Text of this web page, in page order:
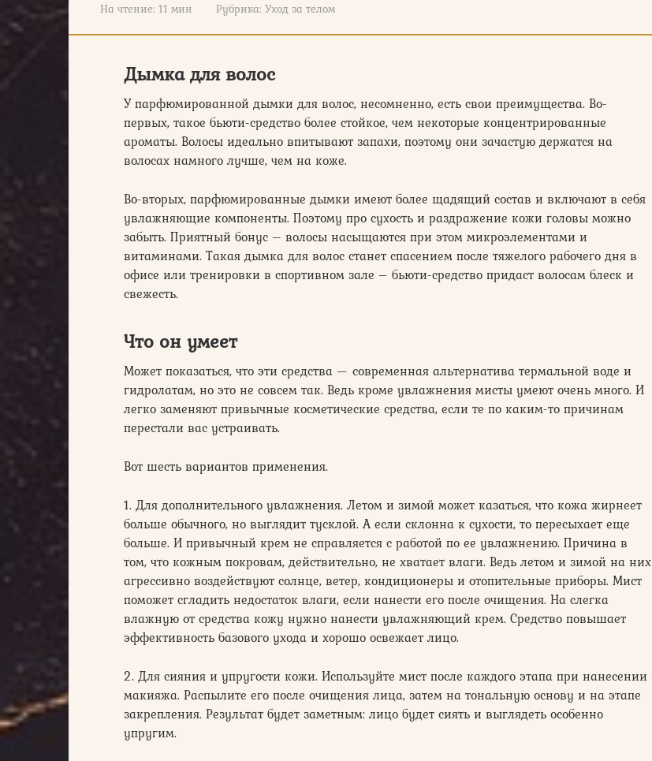
На чтение: 11 мин Рубрика: Уход за телом
Дымка для волос
У парфюмированной дымки для волос, несомненно, есть свои преимущества. Во-
первых, такое бьюти-средство более стойкое, чем некоторые концентрированные
ароматы. Волосы идеально впитывают запахи, поэтому они зачастую держатся на
волосах намного лучше, чем на коже.
Во-вторых, парфюмированные дымки имеют более щадящий состав и включают в себя
увлажняющие компоненты. Поэтому про сухость и раздражение кожи головы можно
забыть. Приятный бонус – волосы насыщаются при этом микроэлементами и
витаминами. Такая дымка для волос станет спасением после тяжелого рабочего дня в
офисе или тренировки в спортивном зале – бьюти-средство придаст волосам блеск и
свежесть.
Что он умеет
Может показаться, что эти средства — современная альтернатива термальной воде и
гидролатам, но это не совсем так. Ведь кроме увлажнения мисты умеют очень много. И
легко заменяют привычные косметические средства, если те по каким-то причинам
перестали вас устраивать.
Вот шесть вариантов применения.
1. Для дополнительного увлажнения. Летом и зимой может казаться, что кожа жирнеет
больше обычного, но выглядит тусклой. А если склонна к сухости, то пересыхает еще
больше. И привычный крем не справляется с работой по ее увлажнению. Причина в
том, что кожным покровам, действительно, не хватает влаги. Ведь летом и зимой на них
агрессивно воздействуют солнце, ветер, кондиционеры и отопительные приборы. Мист
поможет сгладить недостаток влаги, если нанести его после очищения. На слегка
влажную от средства кожу нужно нанести увлажняющий крем. Средство повышает
эффективность базового ухода и хорошо освежает лицо.
2. Для сияния и упругости кожи. Используйте мист после каждого этапа при нанесении
макияжа. Распылите его после очищения лица, затем на тональную основу и на этапе
закрепления. Результат будет заметным: лицо будет сиять и выглядеть особенно
упругим.